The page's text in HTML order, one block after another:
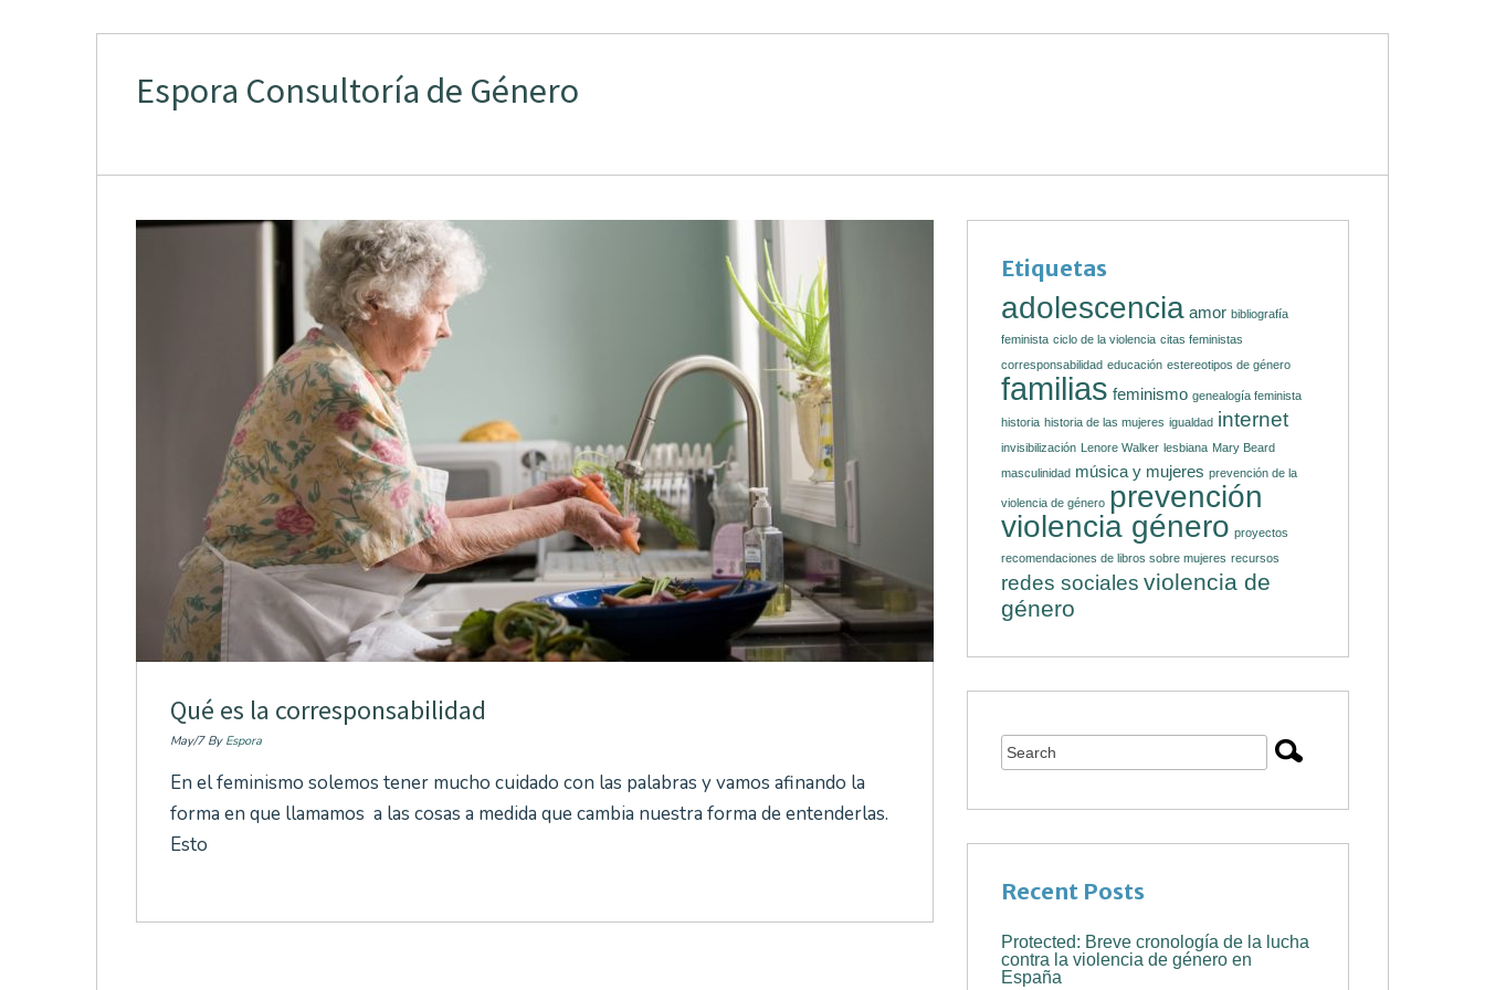
Espora Consultoría de Género
Qué es la corresponsabilidad
May/7 By Espora
En el feminismo solemos tener mucho cuidado con las palabras y vamos afinando la
forma en que llamamos a las cosas a medida que cambia nuestra forma de entenderlas.
Esto
Etiquetas
adolescencia amor bibliografía
feminista ciclo de la violencia citas feministas
corresponsabilidad educación estereotipos de género
familias feminismo genealogía feminista
historia historia de las mujeres igualdad internet
invisibilización Lenore Walker lesbiana Mary Beard
masculinidad música y mujeres prevención de la
violencia de género prevención
violencia género proyectos
recomendaciones de libros sobre mujeres recursos
redes sociales violencia de
género
Recent Posts
Protected: Breve cronología de la lucha
contra la violencia de género en
España